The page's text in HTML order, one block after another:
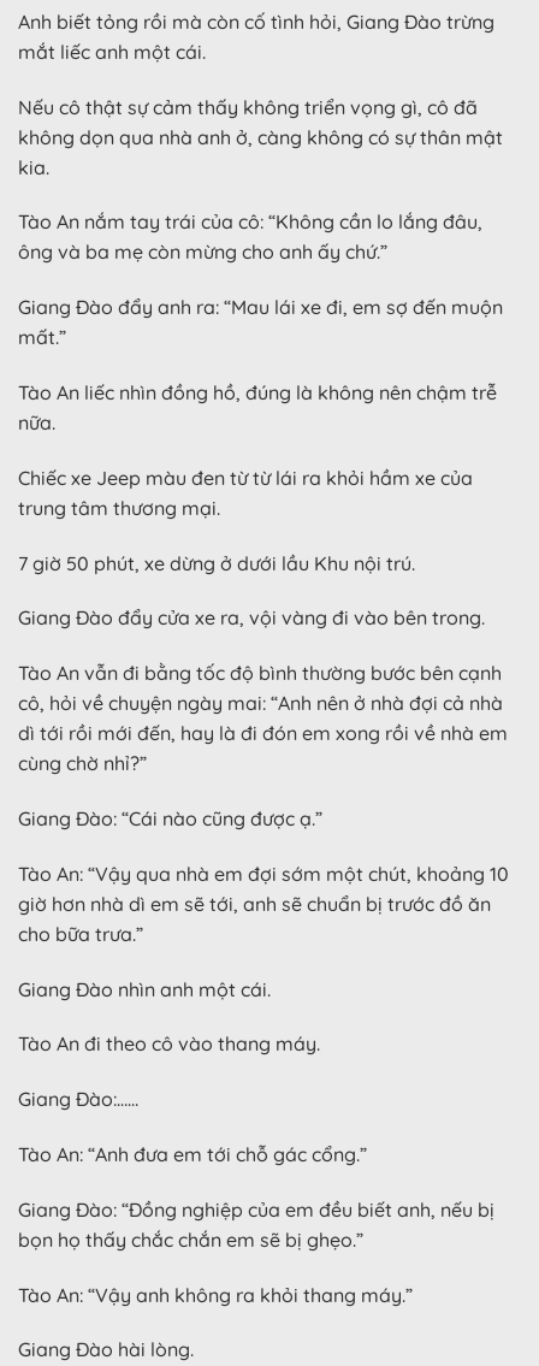
Anh biết tỏng rồi mà còn cố tình hỏi, Giang Đào trừng
mắt liếc anh một cái.
Nếu cô thật sự cảm thấy không triển vọng gì, cô đã
không dọn qua nhà anh ở, càng không có sự thân mật
kia.
Tào An nắm tay trái của cô: “Không cần lo lắng đâu,
ông và ba mẹ còn mừng cho anh ấy chứ.”
Giang Đào đẩy anh ra: “Mau lái xe đi, em sợ đến muộn
mất.”
Tào An liếc nhìn đồng hồ, đúng là không nên chậm trễ
nữa.
Chiếc xe Jeep màu đen từ từ lái ra khỏi hầm xe của
trung tâm thương mại.
7 giờ 50 phút, xe dừng ở dưới lầu Khu nội trú.
Giang Đào đẩy cửa xe ra, vội vàng đi vào bên trong.
Tào An vẫn đi bằng tốc độ bình thường bước bên cạnh
cô, hỏi về chuyện ngày mai: “Anh nên ở nhà đợi cả nhà
dì tới rồi mới đến, hay là đi đón em xong rồi về nhà em
cùng chờ nhỉ?”
Giang Đào: “Cái nào cũng được ạ.”
Tào An: “Vậy qua nhà em đợi sớm một chút, khoảng 10
giờ hơn nhà dì em sẽ tới, anh sẽ chuẩn bị trước đồ ăn
cho bữa trưa.”
Giang Đào nhìn anh một cái.
Tào An đi theo cô vào thang máy.
Giang Đào:……
Tào An: “Anh đưa em tới chỗ gác cổng.”
Giang Đào: “Đồng nghiệp của em đều biết anh, nếu bị
bọn họ thấy chắc chắn em sẽ bị ghẹo.”
Tào An: “Vậy anh không ra khỏi thang máy.”
Giang Đào hài lòng.